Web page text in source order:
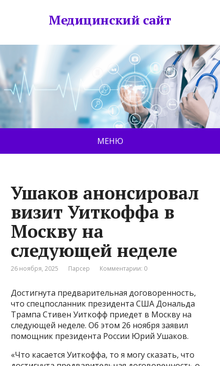
Медицинский сайт
МЕНЮ
Ушаков анонсировал
визит Уиткоффа в
Москву на
следующей неделе
26 ноября, 2025 Парсер Комментарии: 0
Достигнута предварительная договоренность,
что спецпосланник президента США Дональда
Трампа Стивен Уиткофф приедет в Москву на
следующей неделе. Об этом 26 ноября заявил
помощник президента России Юрий Ушаков.
«Что касается Уиткоффа, то я могу сказать, что